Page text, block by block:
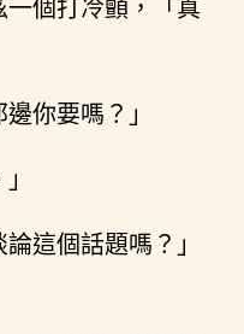
一個打冷顫，「真
你要嗎？」
這個話題嗎？」